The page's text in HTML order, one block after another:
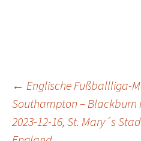
Post
← Englische Fußballliga-
Southampton – Blackburn
2023-12-16, St. Mary´s